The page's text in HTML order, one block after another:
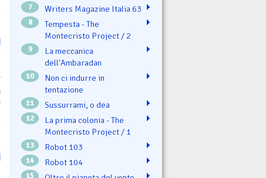
7 Writers Magazine Italia 63
8
Tempesta - The
Montecristo Project / 2
9
La meccanica
dell'Ambaradan
10
Non ci indurre in
tentazione
11 Sussurrami, o dea
12
La prima colonia - The
Montecristo Project / 1
13 Robot 103
14 Robot 104
15